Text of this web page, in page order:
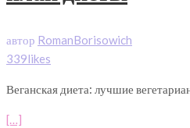
автор RomanBorisowich
339likes
Веганская диета: лучшие
[…]